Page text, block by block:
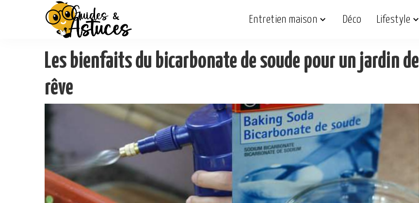
Entretien maison Déco Lifestyle
Les bienfaits du bicarbonate de soude pour un jardin de
rêve